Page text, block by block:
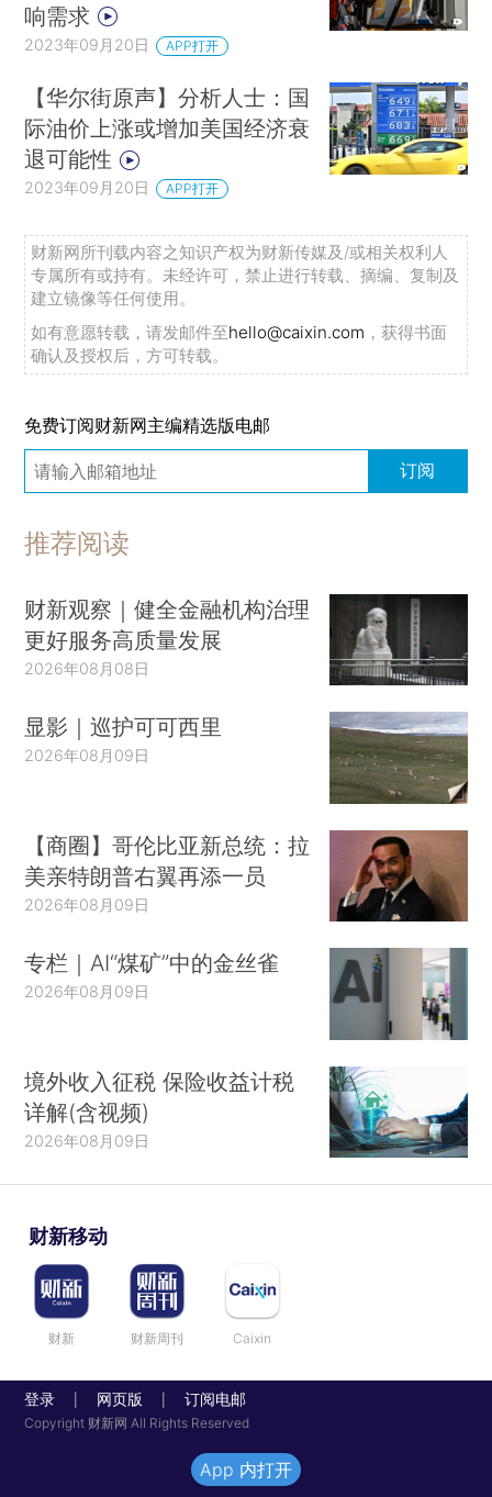
响需求
2023年09月20日 APP打开
【华尔街原声】分析人士：国
际油价上涨或增加美国经济衰
退可能性
2023年09月20日 APP打开
财新网所刊载内容之知识产权为财新传媒及/或相关权利人
专属所有或持有。未经许可，禁止进行转载、摘编、复制及
建立镜像等任何使用。
如有意愿转载，请发邮件至hello@caixin.com ，获得书面
确认及授权后，方可转载。
免费订阅财新网主编精选版电邮
订阅
推荐阅读
财新观察｜健全金融机构治理
更好服务高质量发展
2026年08月08日
显影｜巡护可可西里
2026年08月09日
【商圈】哥伦比亚新总统：拉
美亲特朗普右翼再添一员
2026年08月09日
专栏｜AI“煤矿”中的金丝雀
2026年08月09日
境外收入征税 保险收益计税
详解(含视频)
2026年08月09日
财新移动
财新 财新周刊 Caixin
登录 网页版 订阅电邮
Copyright 财新网 All Rights Reserved
App 内打开